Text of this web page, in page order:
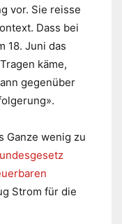
vor. Sie reisse
Dass bei
18. Juni das
käme,
gegenüber
Ganze wenig zu
Strom für die